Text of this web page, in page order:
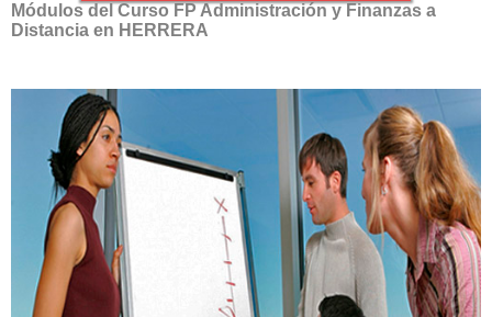
Módulos del Curso FP Administración y Finanzas a
Distancia en HERRERA